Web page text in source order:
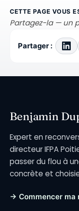
CETTE PAGE VOUS
Partagez-la — un
Partager :
Benjamin
Expert en
directeur IFPA
passer du flou à
concrète et
→ Commencer ma